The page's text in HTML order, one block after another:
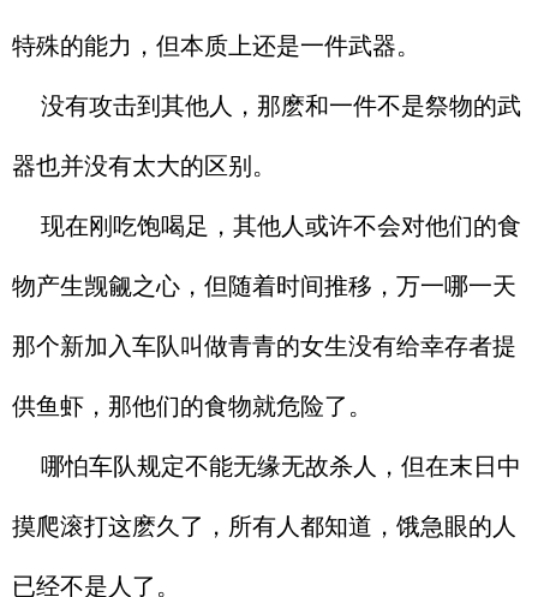
特殊的能力，但本质上还是一件武器。
没有攻击到其他人，那麽和一件不是祭物的武
器也并没有太大的区别。
现在刚吃饱喝足，其他人或许不会对他们的食
物产生觊觎之心，但随着时间推移，万一哪一天
那个新加入车队叫做青青的女生没有给幸存者提
供鱼虾，那他们的食物就危险了。
哪怕车队规定不能无缘无故杀人，但在末日中
摸爬滚打这麽久了，所有人都知道，饿急眼的人
已经不是人了。